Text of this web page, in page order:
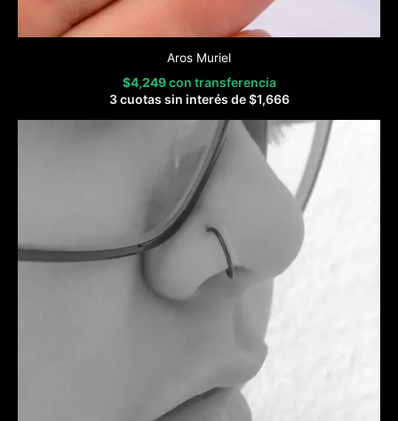
Aros Muriel
$4,249 con transferencia
3 cuotas sin interés de$1,666